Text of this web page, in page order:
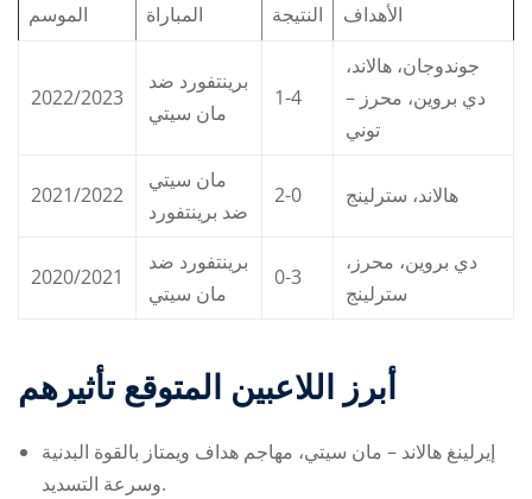
الموسم المباراة النتيجة الأهداف
2022/2023
برينتفورد ضد
مان سيتي
1-4
جوندوجان، هالاند،
دي بروين، محرز –
توني
2021/2022
مان سيتي
ضد برينتفورد
2-0 هالاند، سترلينج
2020/2021
برينتفورد ضد
مان سيتي
0-3
دي بروين، محرز،
سترلينج
أبرز اللاعبين المتوقع تأثيرهم
إيرلينغ هالاند – مان سيتي، مهاجم هداف ويمتاز بالقوة البدنية
وسرعة التسديد.